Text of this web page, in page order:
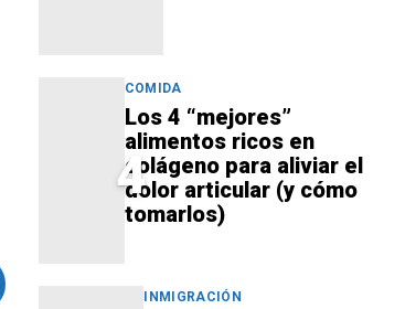
4
COMIDA
Los 4 “mejores”
alimentos ricos en
colágeno para aliviar el
dolor articular (y cómo
tomarlos)
INMIGRACIÓN